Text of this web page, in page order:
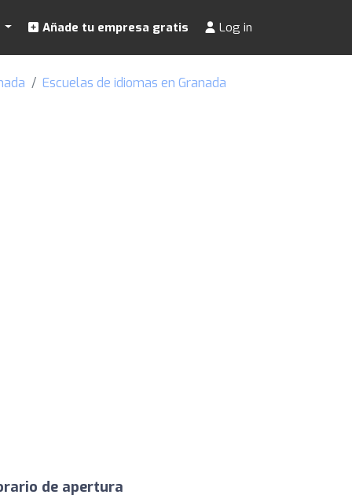
Añade tu empresa gratis Log in
Escuelas de idiomas en Granada
de apertura